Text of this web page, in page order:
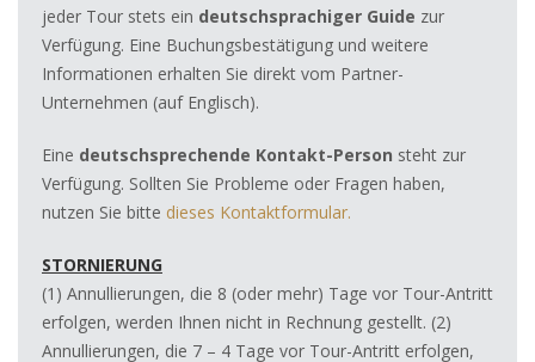
jeder Tour stets ein deutschsprachiger Guide zur
Verfügung. Eine Buchungsbestätigung und weitere
Informationen erhalten Sie direkt vom Partner-
Unternehmen (auf Englisch).
Eine deutschsprechende Kontakt-Person steht zur
Verfügung. Sollten Sie Probleme oder Fragen haben,
nutzen Sie bitte dieses Kontaktformular.
STORNIERUNG
(1) Annullierungen, die 8 (oder mehr) Tage vor Tour-Antritt
erfolgen, werden Ihnen nicht in Rechnung gestellt. (2)
Annullierungen, die 7 – 4 Tage vor Tour-Antritt erfolgen,